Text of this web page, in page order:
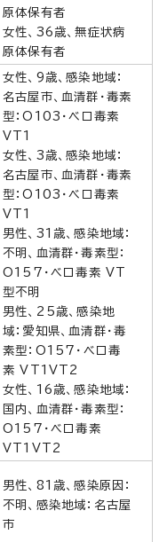
原体保有者
女性、36歳、無症状病
原体保有者
女性、9歳、感染地域：
名古屋市、血清群・毒素
型：O103・ベロ毒素
VT1
女性、3歳、感染地域：
名古屋市、血清群・毒素
型：O103・ベロ毒素
VT1
男性、31歳、感染地域：
不明、血清群・毒素型：
O157・ベロ毒素 VT
型不明
男性、25歳、感染地
域：愛知県、血清群・毒
素型：O157・ベロ毒
素 VT1VT2
女性、16歳、感染地域：
国内、血清群・毒素型：
O157・ベロ毒素
VT1VT2
男性、81歳、感染原因：
不明、感染地域：名古屋
市